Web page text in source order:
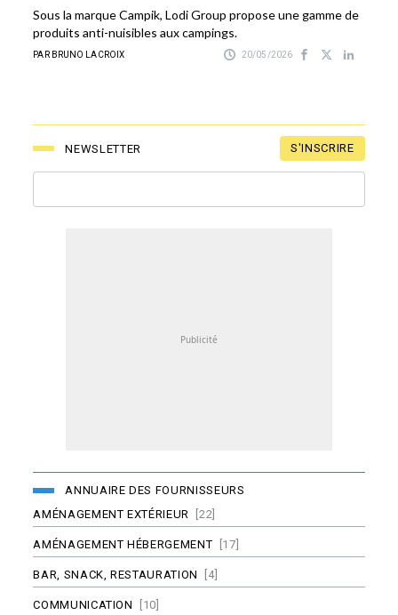
Sous la marque Campik, Lodi Group propose une gamme de
produits anti-nuisibles aux campings.
PAR BRUNO LACROIX 20/05/2026
NEWSLETTER S'INSCRIRE
ANNUAIRE DES FOURNISSEURS
AMÉNAGEMENT EXTÉRIEUR [22]
AMÉNAGEMENT HÉBERGEMENT [17]
BAR, SNACK, RESTAURATION [4]
COMMUNICATION [10]